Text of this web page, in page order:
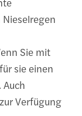
Sie mit
sie einen
Verfügung